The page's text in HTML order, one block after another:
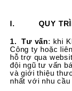
I. QUY
1. Tư vấn: khi
Công ty hoặc
hỗ trợ qua
đội ngũ tư vấn
và giới thiệu
nhất với nhu